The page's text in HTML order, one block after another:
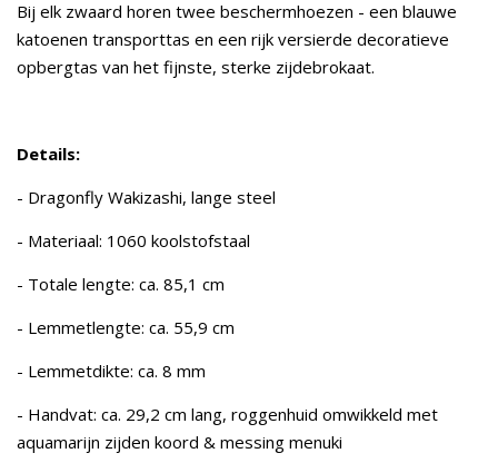
Bij elk zwaard horen twee beschermhoezen - een blauwe
katoenen transporttas en een rijk versierde decoratieve
opbergtas van het fijnste, sterke zijdebrokaat.
Details:
- Dragonfly Wakizashi, lange steel
- Materiaal: 1060 koolstofstaal
- Totale lengte: ca. 85,1 cm
- Lemmetlengte: ca. 55,9 cm
- Lemmetdikte: ca. 8 mm
- Handvat: ca. 29,2 cm lang, roggenhuid omwikkeld met
aquamarijn zijden koord & messing menuki